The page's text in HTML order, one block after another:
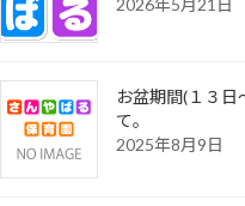
お盆期間(１３日
て。
2025年8月9日